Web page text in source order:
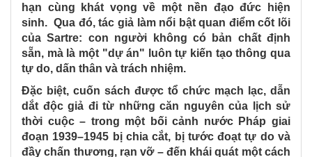
hạn cùng khát vọng về một nền đạo đức hiện
sinh. Qua đó, tác giả làm nổi bật quan điểm cốt lõi
của Sartre: con người không có bản chất định
sẵn, mà là một "dự án" luôn tự kiến tạo thông qua
tự do, dấn thân và trách nhiệm.
Đặc biệt, cuốn sách được tổ chức mạch lạc, dẫn
dắt độc giả đi từ những căn nguyên của lịch sử
thời cuộc – trong một bối cảnh nước Pháp giai
đoạn 1939–1945 bị chia cắt, bị tước đoạt tự do và
đầy chấn thương, rạn vỡ – đến khái quát một cách